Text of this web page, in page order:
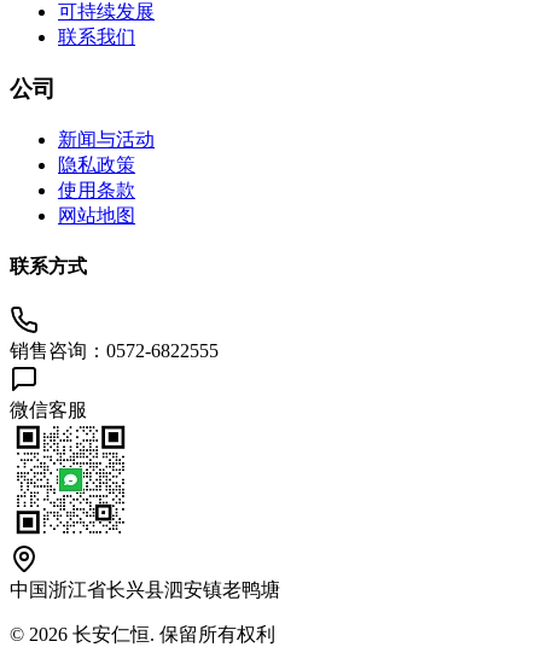
可持续发展
联系我们
公司
新闻与活动
隐私政策
使用条款
网站地图
联系方式
销售咨询：0572-6822555
微信客服
中国浙江省长兴县泗安镇老鸭塘
© 2026 长安仁恒. 保留所有权利